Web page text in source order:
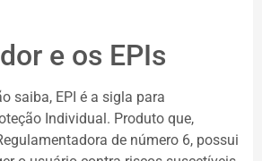
e os EPIs
saiba, EPI é a sigla para
Individual. Produto que,
de número 6, possui